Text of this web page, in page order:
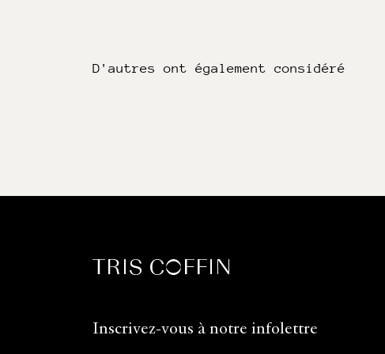
D'autres ont également considéré
Inscrivez-vous à notre infolettre